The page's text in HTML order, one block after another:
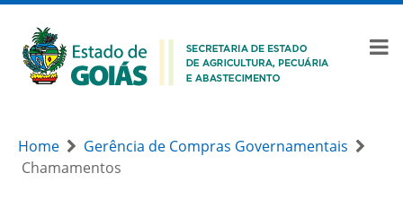
Home
Gerência de Compras Governamentais
Chamamentos